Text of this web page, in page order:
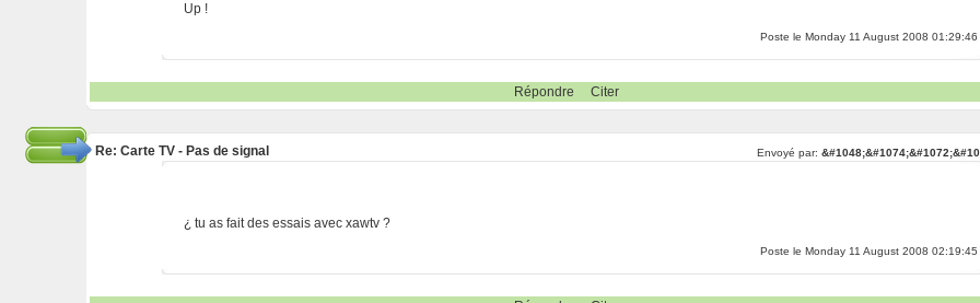
Up !
Poste le Monday 11 August 2008 01:29:46
Répondre Citer
Re: Carte TV - Pas de signal Envoyé par:
¿ tu as fait des essais avec xawtv ?
Poste le Monday 11 August 2008 02:19:45